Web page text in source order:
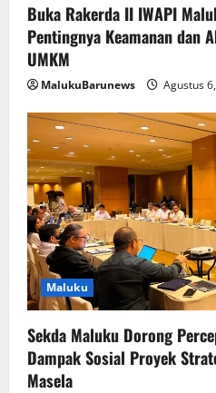
Buka Rakerda II IWAPI
Pentingnya Keamanan dan
UMKM
MalukuBarunews Agustus
Maluku
Sekda Maluku Dorong
Dampak Sosial Proyek
Masela